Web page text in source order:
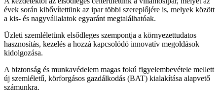
évek során kibővítettünk az ipar többi szereplőjére is, melyek között
a kis- és nagyvállalatok egyaránt megtalálhatóak.
Üzleti szemléletünk elsődleges szempontja a környezettudatos
hasznosítás, kezelés a hozzá kapcsolódó innovatív megoldások
kidolgozása.
A biztonság és munkavédelem magas fokú figyelembevétele mellett
új szemléletű, körforgásos gazdálkodás (BAT) kialakítása alapvető
számunkra.